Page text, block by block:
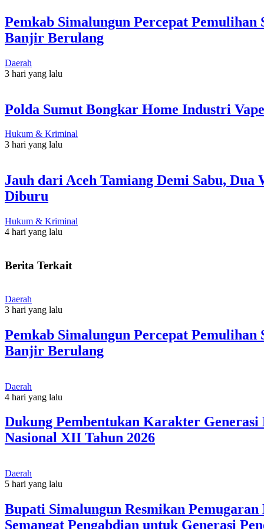
Pemkab Simalungun Percepat Pemulihan
Banjir Berulang
Daerah
3 hari yang lalu
Polda Sumut Bongkar Home Industri
Hukum & Kriminal
3 hari yang lalu
Jauh dari Aceh Tamiang Demi Sabu,
Diburu
Hukum & Kriminal
4 hari yang lalu
Berita Terkait
Daerah
3 hari yang lalu
Pemkab Simalungun Percepat Pemulihan
Banjir Berulang
Daerah
4 hari yang lalu
Dukung Pembentukan Karakter
Nasional XII Tahun 2026
Daerah
5 hari yang lalu
Bupati Simalungun Resmikan
Semangat Pengabdian untuk Generasi